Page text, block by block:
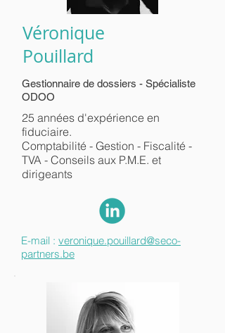
Véronique
Pouillard
Gestionnaire de dossiers - Spécialiste
ODOO
25 années d'expérience en
fiduciaire.
Comptabilité - Gestion - Fiscalité -
TVA - Conseils aux P.M.E. et
dirigeants
E-mail : veronique.pouillard@seco-
partners.be